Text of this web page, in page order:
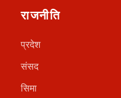
राजनीति
प्रदेश
संसद
सिमा